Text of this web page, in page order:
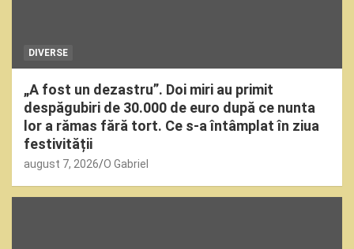
DIVERSE
„A fost un dezastru”. Doi miri au primit
despăgubiri de 30.000 de euro după ce nunta
lor a rămas fără tort. Ce s-a întâmplat în ziua
festivității
august 7, 2026 O Gabriel